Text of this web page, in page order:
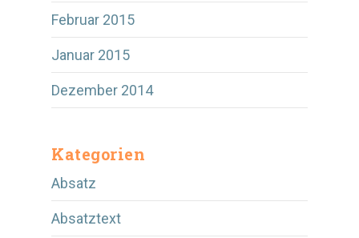
Februar 2015
Januar 2015
Dezember 2014
Kategorien
Absatz
Absatztext